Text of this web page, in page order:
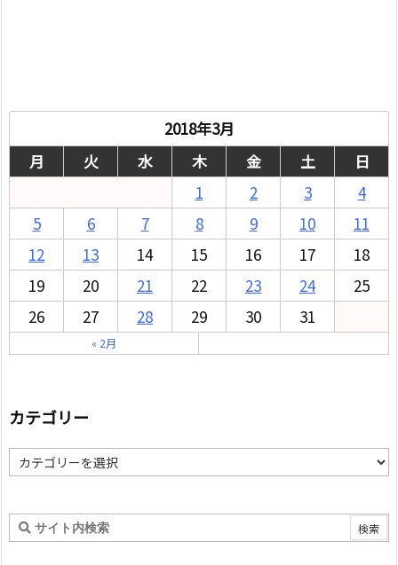
2018年3月
月
火 水 木 金 土
日
1
2 3
4
5
6 7 8 9 10
11
12
13 14 15 16 17
18
19
20 21 22 23 24
25
26
27 28 29 30 31
« 2月
カテゴリー
カ
テ
リ
ー